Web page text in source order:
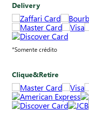
Delivery
*Somente crédito
Clique&Retire